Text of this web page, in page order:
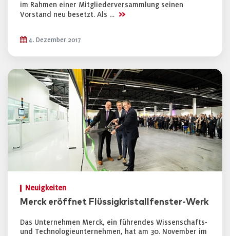
im Rahmen einer Mitgliederversammlung seinen
Vorstand neu besetzt. Als … >>
4. Dezember 2017
Neuigkeiten
Merck eröffnet Flüssigkristallfenster-Werk
Das Unternehmen Merck, ein führendes Wissenschafts-
und Technologieunternehmen, hat am 30. November im